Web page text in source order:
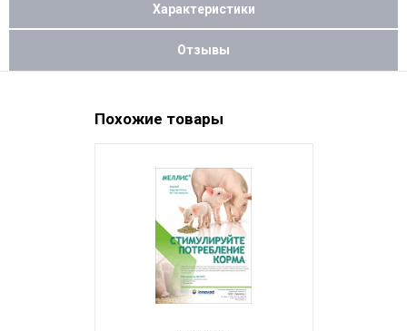
Характеристики
Отзывы
Похожие товары